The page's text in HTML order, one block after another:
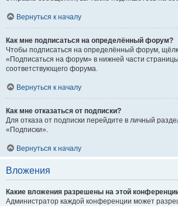
Вернуться к началу
Как мне подписаться на определённый форум?
Чтобы подписаться на определённый форум,
«Подписаться на форум» в нижней части
соответствующего форума.
Вернуться к началу
Как мне отказаться от подписки?
Для отказа от подписки перейдите в личный
«Подписки».
Вернуться к началу
Вложения
Какие вложения разрешены на этой
Администратор каждой конференции может